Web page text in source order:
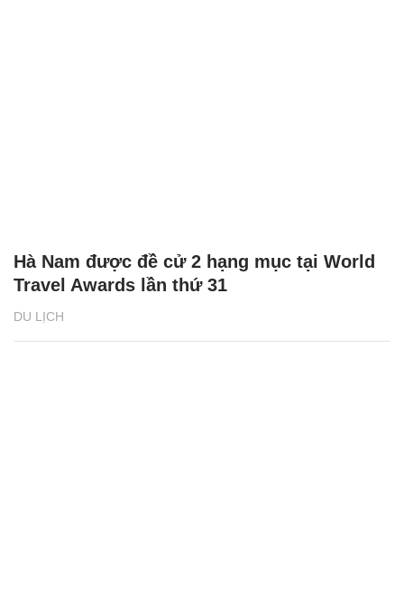
DU LỊCH
Hà Nam được đề cử 2 hạng mục tại World
Travel Awards lần thứ 31